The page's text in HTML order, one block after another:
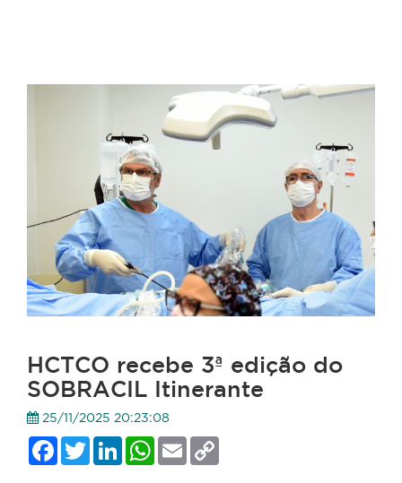
HCTCO recebe 3ª edição do
SOBRACIL Itinerante
25/11/2025 20:23:08
Facebook
TwitterLinkedInWhatsApp
Email